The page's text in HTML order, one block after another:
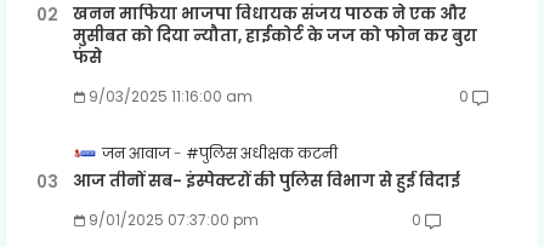
खनन माफिया भाजपा विधायक संजय पाठक ने एक और
मुसीबत को दिया न्यौता, हाईकोर्ट के जज को फोन कर बुरा
फंसे
9/03/2025 11:16:00 am 0
जन आवाज #पुलिस अधीक्षक कटनी
आज तीनों सब- इंस्पेक्टरों की पुलिस विभाग से हुई विदाई
9/01/2025 07:37:00 pm 0